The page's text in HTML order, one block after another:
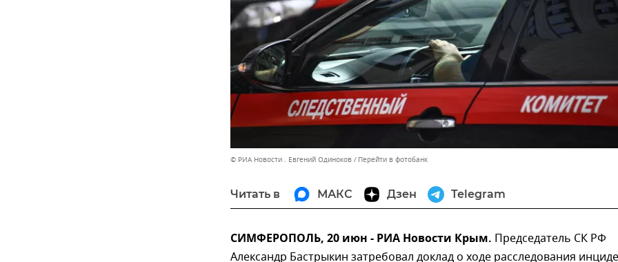
© РИА Новости . Евгений Одиноков Перейти в фотобанк
Читать в МАКС Дзен Telegram
СИМФЕРОПОЛЬ, 20 июн - РИА Новости Крым. Председатель СК РФ
Александр Бастрыкин затребовал доклад о ходе расследования